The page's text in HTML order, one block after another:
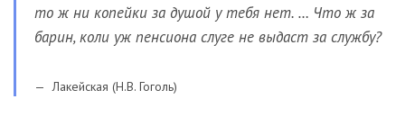
то ж ни копейки за душой у тебя нет. … Что ж за
барин, коли уж пенсиона слуге не выдаст за службу?
Лакейская (Н.В. Гоголь)